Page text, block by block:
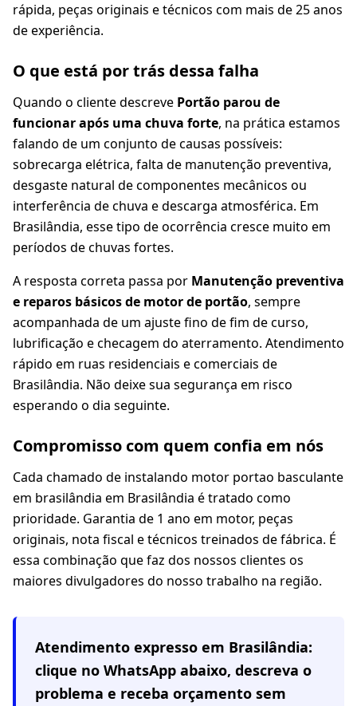
rápida, peças originais e técnicos com mais de 25 anos
de experiência.
O que está por trás dessa falha
Quando o cliente descreve Portão parou de
funcionar após uma chuva forte, na prática estamos
falando de um conjunto de causas possíveis:
sobrecarga elétrica, falta de manutenção preventiva,
desgaste natural de componentes mecânicos ou
interferência de chuva e descarga atmosférica. Em
Brasilândia, esse tipo de ocorrência cresce muito em
períodos de chuvas fortes.
A resposta correta passa por Manutenção preventiva
e reparos básicos de motor de portão, sempre
acompanhada de um ajuste fino de fim de curso,
lubrificação e checagem do aterramento. Atendimento
rápido em ruas residenciais e comerciais de
Brasilândia. Não deixe sua segurança em risco
esperando o dia seguinte.
Compromisso com quem confia em nós
Cada chamado de instalando motor portao basculante
em brasilândia em Brasilândia é tratado como
prioridade. Garantia de 1 ano em motor, peças
originais, nota fiscal e técnicos treinados de fábrica. É
essa combinação que faz dos nossos clientes os
maiores divulgadores do nosso trabalho na região.
Atendimento expresso em Brasilândia:
clique no WhatsApp abaixo, descreva o
problema e receba orçamento sem